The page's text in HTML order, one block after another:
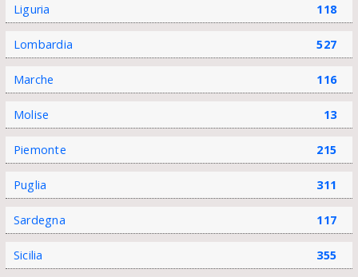
Liguria 118
Lombardia 527
Marche 116
Molise 13
Piemonte 215
Puglia 311
Sardegna 117
Sicilia 355